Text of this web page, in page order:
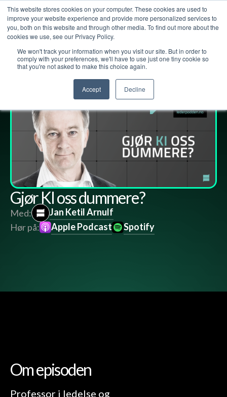
This website stores cookies on your computer. These cookies are used to
improve your website experience and provide more personalized services to
you, both on this website and through other media. To find out more about the
cookies we use, see our Privacy Policy.
We won't track your information when you visit our site. But in order to
comply with your preferences, we'll have to use just one tiny cookie so
that you're not asked to make this choice again.
Accept Decline
Lederpodden 5des2025 290 Del
Gjør KI oss dummere?
Med:
Jan Ketil Arnulf
Hør på:
Apple Podcast Spotify
Om episoden
Professor i ledelse og